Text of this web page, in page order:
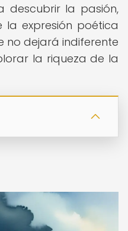
descubrir la pasión,
expresión poética
no dejará indiferente
la riqueza de la